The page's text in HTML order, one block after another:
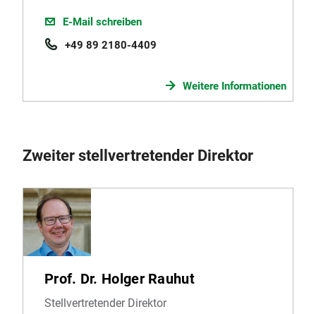
E-Mail schreiben
+49 89 2180-4409
Weitere Informationen
Zweiter stellvertretender Direktor
Prof. Dr. Holger Rauhut
Stellvertretender Direktor